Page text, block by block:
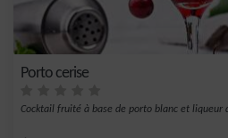
Porto cerise
Cocktail fruité à base de porto blanc et liqueur